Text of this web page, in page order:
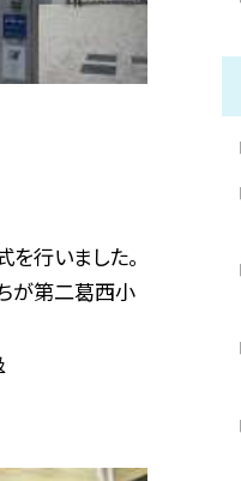
を行いました。
が第二葛西小